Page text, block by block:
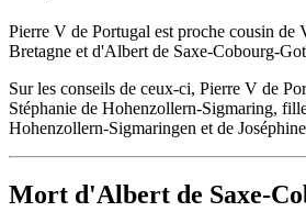
Pierre V de Portugal est proche cousin de
Bretagne et d'Albert de Saxe-Cobourg-
Sur les conseils de ceux-ci, Pierre V de
Stéphanie de Hohenzollern-Sigmaring,
Hohenzollern-Sigmaringen et de
Mort d'Albert de Saxe-